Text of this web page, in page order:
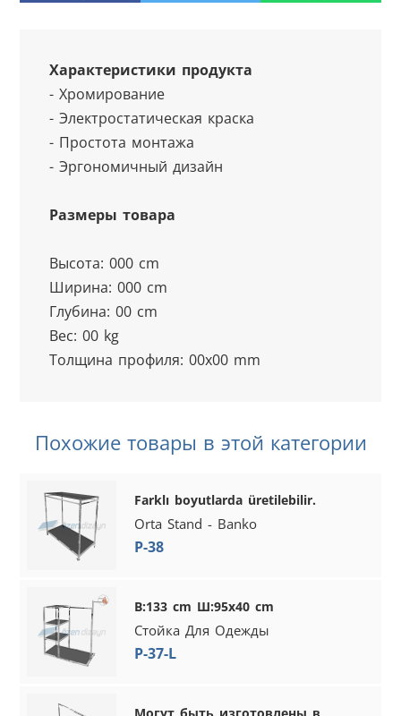
Характеристики продукта
- Хромирование
- Электростатическая краска
- Простота монтажа
- Эргономичный дизайн
Размеры товара
Высота: 000 cm
Ширина: 000 cm
Глубина: 00 cm
Вес: 00 kg
Толщина профиля: 00x00 mm
Похожие товары в этой категории
Farklı boyutlarda üretilebilir.
Orta Stand - Banko
P-38
В:133 cm Ш:95x40 cm
Стойка Для Одежды
P-37-L
Могут быть изготовлены в